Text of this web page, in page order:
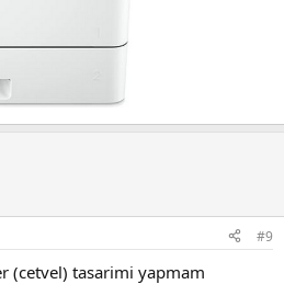
#9
(cetvel) tasarimi yapmam